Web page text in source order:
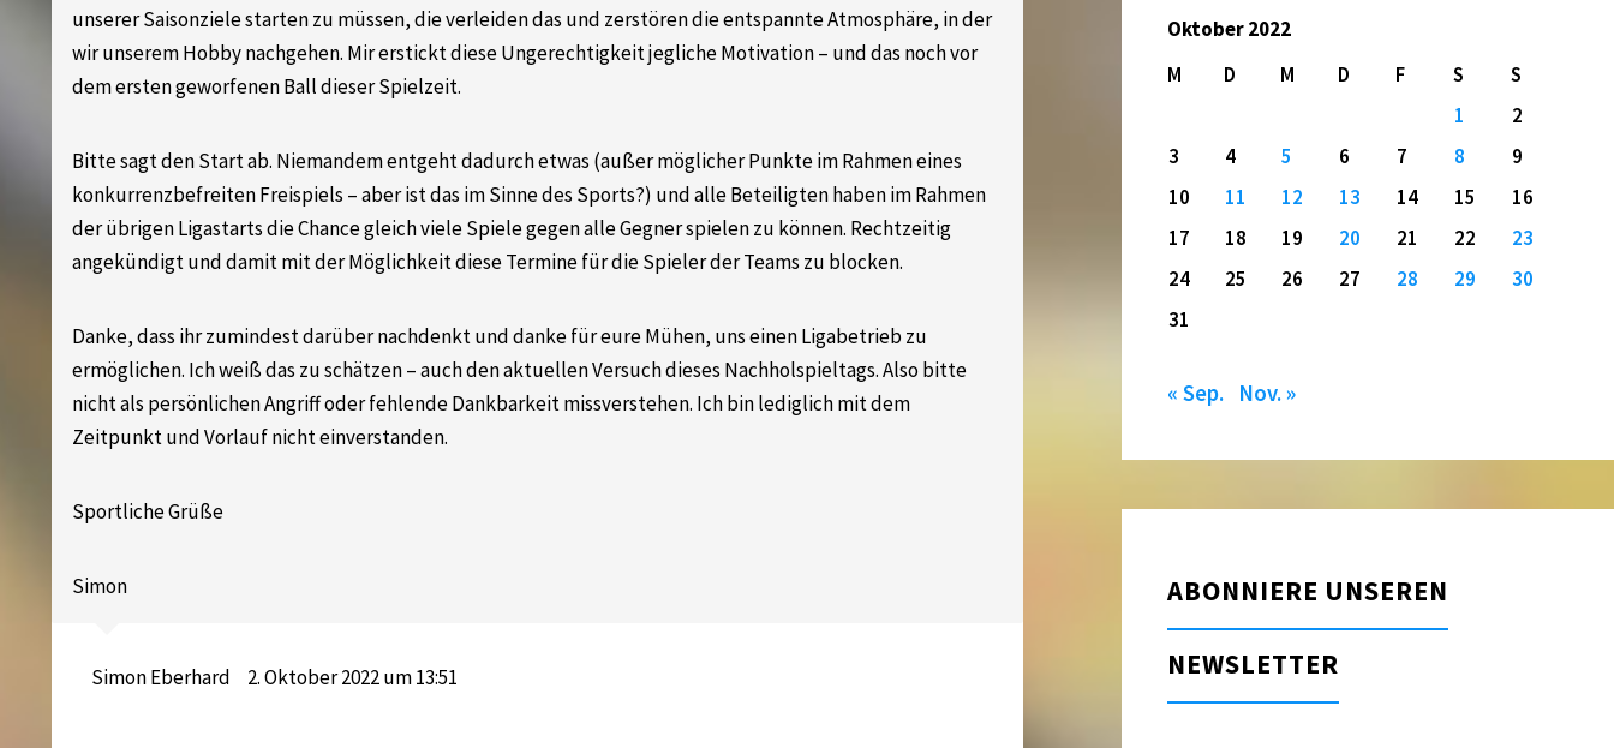
unserer Saisonziele starten zu müssen, die verleiden das und zerstören die entspannte Atmosphäre, in der
wir unserem Hobby nachgehen. Mir erstickt diese Ungerechtigkeit jegliche Motivation – und das noch vor
dem ersten geworfenen Ball dieser Spielzeit.
Bitte sagt den Start ab. Niemandem entgeht dadurch etwas (außer möglicher Punkte im Rahmen eines
konkurrenzbefreiten Freispiels – aber ist das im Sinne des Sports?) und alle Beteiligten haben im Rahmen
der übrigen Ligastarts die Chance gleich viele Spiele gegen alle Gegner spielen zu können. Rechtzeitig
angekündigt und damit mit der Möglichkeit diese Termine für die Spieler der Teams zu blocken.
Danke, dass ihr zumindest darüber nachdenkt und danke für eure Mühen, uns einen Ligabetrieb zu
ermöglichen. Ich weiß das zu schätzen – auch den aktuellen Versuch dieses Nachholspieltags. Also bitte
nicht als persönlichen Angriff oder fehlende Dankbarkeit missverstehen. Ich bin lediglich mit dem
Zeitpunkt und Vorlauf nicht einverstanden.
Sportliche Grüße
Simon
Simon Eberhard 2. Oktober 2022 um 13:51
Oktober 2022
M
D M D F S
S
1
2
3
4 5 6 7 8
9
10
11 12 13 14 15
16
17
18 19 20 21 22
23
24
25 26 27 28 29
30
31
« Sep. Nov. »
ABONNIERE UNSEREN
NEWSLETTER